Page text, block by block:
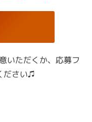
いただくか、応募フ
ださい♫